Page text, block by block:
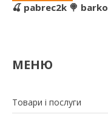
🍒 pabrec2k 🍭 barko
Товари і послуги